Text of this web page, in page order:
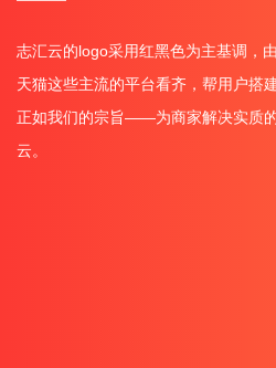
志汇云的logo采用红黑色为主基调，
天猫这些主流的平台看齐，帮用户搭
正如我们的宗旨——为商家解决实质
云。